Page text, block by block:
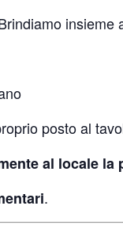
insieme
posto al
al locale la
.